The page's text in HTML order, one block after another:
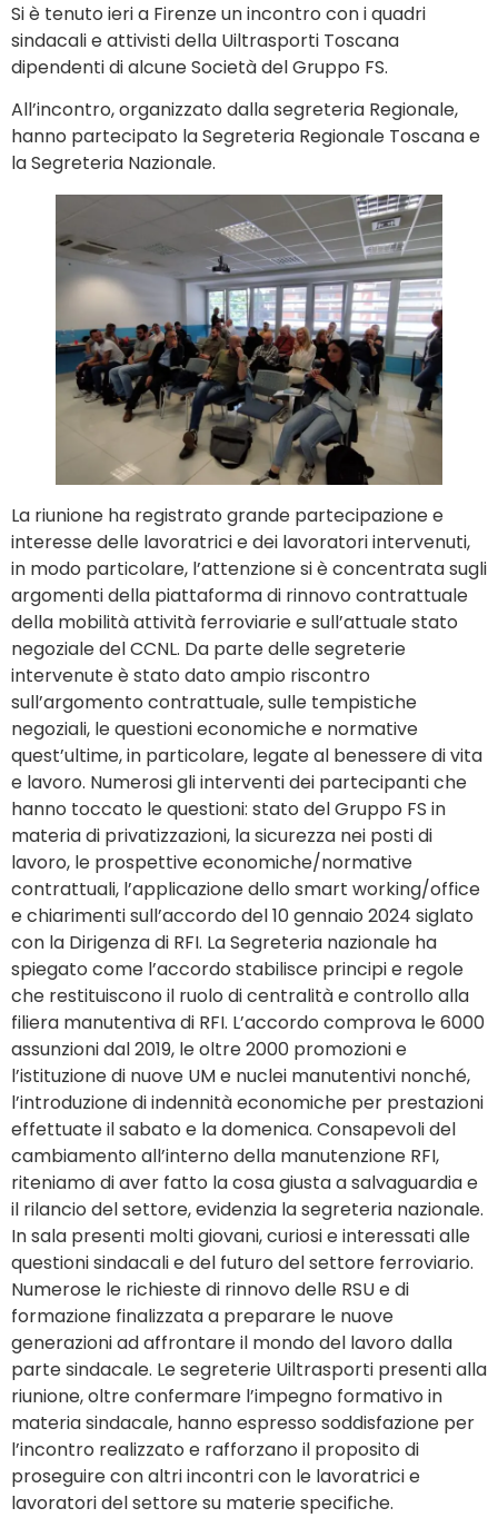
Si è tenuto ieri a Firenze un incontro con i quadri
sindacali e attivisti della Uiltrasporti Toscana
dipendenti di alcune Società del Gruppo FS.
All’incontro, organizzato dalla segreteria Regionale,
hanno partecipato la Segreteria Regionale Toscana e
la Segreteria Nazionale.
La riunione ha registrato grande partecipazione e
interesse delle lavoratrici e dei lavoratori intervenuti,
in modo particolare, l’attenzione si è concentrata sugli
argomenti della piattaforma di rinnovo contrattuale
della mobilità attività ferroviarie e sull’attuale stato
negoziale del CCNL. Da parte delle segreterie
intervenute è stato dato ampio riscontro
sull’argomento contrattuale, sulle tempistiche
negoziali, le questioni economiche e normative
quest’ultime, in particolare, legate al benessere di vita
e lavoro. Numerosi gli interventi dei partecipanti che
hanno toccato le questioni: stato del Gruppo FS in
materia di privatizzazioni, la sicurezza nei posti di
lavoro, le prospettive economiche/normative
contrattuali, l’applicazione dello smart working/office
e chiarimenti sull’accordo del 10 gennaio 2024 siglato
con la Dirigenza di RFI. La Segreteria nazionale ha
spiegato come l’accordo stabilisce principi e regole
che restituiscono il ruolo di centralità e controllo alla
filiera manutentiva di RFI. L’accordo comprova le 6000
assunzioni dal 2019, le oltre 2000 promozioni e
l’istituzione di nuove UM e nuclei manutentivi nonché,
l’introduzione di indennità economiche per prestazioni
effettuate il sabato e la domenica. Consapevoli del
cambiamento all’interno della manutenzione RFI,
riteniamo di aver fatto la cosa giusta a salvaguardia e
il rilancio del settore, evidenzia la segreteria nazionale.
In sala presenti molti giovani, curiosi e interessati alle
questioni sindacali e del futuro del settore ferroviario.
Numerose le richieste di rinnovo delle RSU e di
formazione finalizzata a preparare le nuove
generazioni ad affrontare il mondo del lavoro dalla
parte sindacale. Le segreterie Uiltrasporti presenti alla
riunione, oltre confermare l’impegno formativo in
materia sindacale, hanno espresso soddisfazione per
l’incontro realizzato e rafforzano il proposito di
proseguire con altri incontri con le lavoratrici e
lavoratori del settore su materie specifiche.